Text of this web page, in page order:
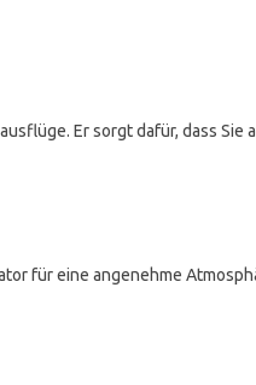
Er sorgt dafür, dass Sie
für eine angenehme